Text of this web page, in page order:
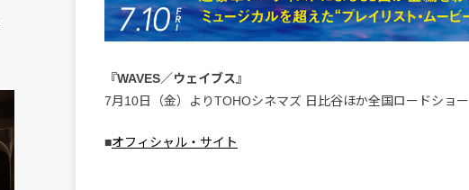
『WAVES／ウェイブス』
7月10日（金）よりTOHOシネマズ 日比谷ほか全国ロードショー
■オフィシャル・サイト